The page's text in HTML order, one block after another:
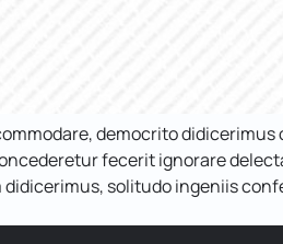
democrito
fecerit ignorare
solitudo ingeniis